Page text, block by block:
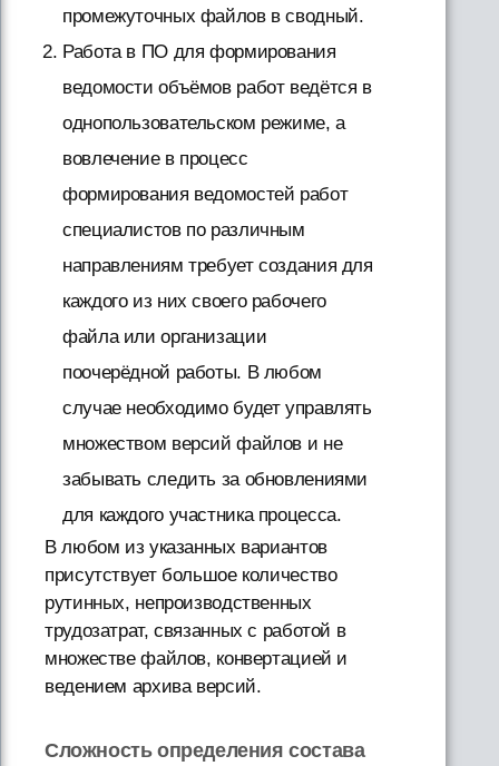
промежуточных файлов в сводный.
Работа в ПО для формирования
ведомости объёмов работ ведётся в
однопользовательском режиме, а
вовлечение в процесс
формирования ведомостей работ
специалистов по различным
направлениям требует создания для
каждого из них своего рабочего
файла или организации
поочерёдной работы. В любом
случае необходимо будет управлять
множеством версий файлов и не
забывать следить за обновлениями
для каждого участника процесса.
В любом из указанных вариантов
присутствует большое количество
рутинных, непроизводственных
трудозатрат, связанных с работой в
множестве файлов, конвертацией и
ведением архива версий.
Сложность определения состава